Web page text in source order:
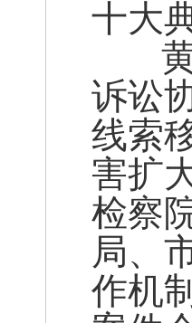
十大
黄
诉讼
线索
害扩
检察
局、
作机